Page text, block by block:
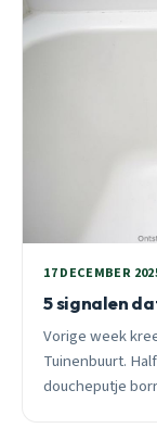
17 DECEMBER
5 signalen
Vorige week
Tuinenbuurt.
doucheputje